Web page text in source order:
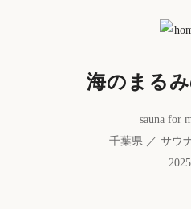
海のまる
sauna for
千葉県 ／ サウ
2025